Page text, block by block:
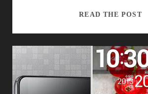
READ THE POST키